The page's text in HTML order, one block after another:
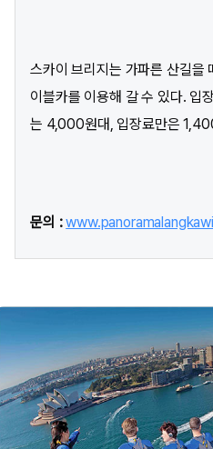
스카이 브리지는 가파른 산길을
이블카를 이용해 갈 수 있다. 입
는 4,000원대, 입장료만은
문의 :